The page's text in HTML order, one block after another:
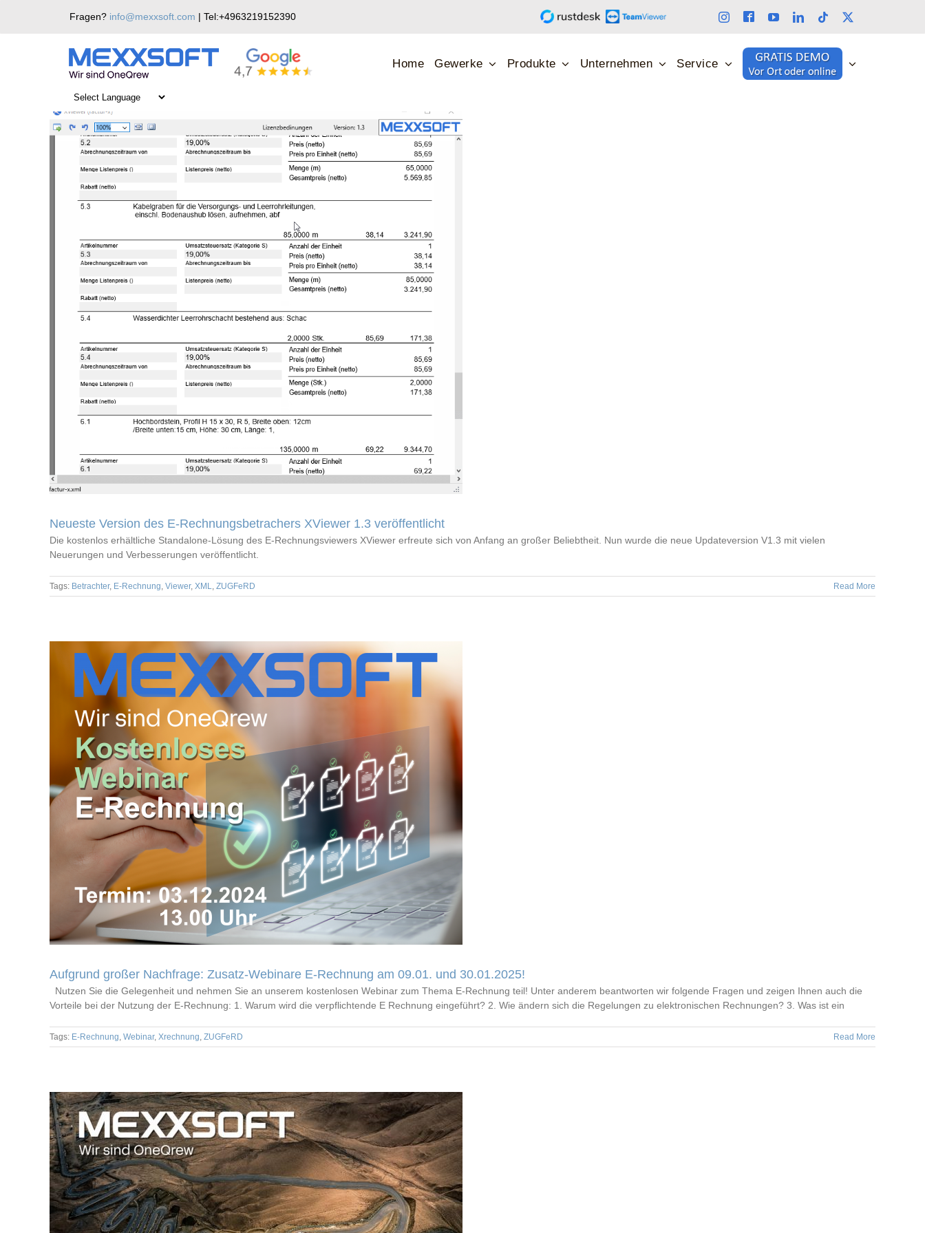
Fragen? info@mexxsoft.com | Tel:+4963219152390
Home Gewerke Produkte Unternehmen Service
ZUGFeRD
Neueste Version des E-Rechnungsbetrachers XViewer 1.3 veröffentlicht
Die kostenlos erhältliche Standalone-Lösung des E-Rechnungsviewers XViewer erfreute sich von Anfang an großer Beliebtheit. Nun wurde die neue Updateversion V1.3 mit vielen
Neuerungen und Verbesserungen veröffentlicht.
Tags: Betrachter, E-Rechnung, Viewer, XML, ZUGFeRD Read More
Aufgrund großer Nachfrage: Zusatz-Webinare E-Rechnung am 09.01. und 30.01.2025!
Nutzen Sie die Gelegenheit und nehmen Sie an unserem kostenlosen Webinar zum Thema E-Rechnung teil! Unter anderem beantworten wir folgende Fragen und zeigen Ihnen auch die
Vorteile bei der Nutzung der E-Rechnung: 1. Warum wird die verpflichtende E Rechnung eingeführt? 2. Wie ändern sich die Regelungen zu elektronischen Rechnungen? 3. Was ist ein
Tags: E-Rechnung, Webinar, Xrechnung, ZUGFeRD Read More